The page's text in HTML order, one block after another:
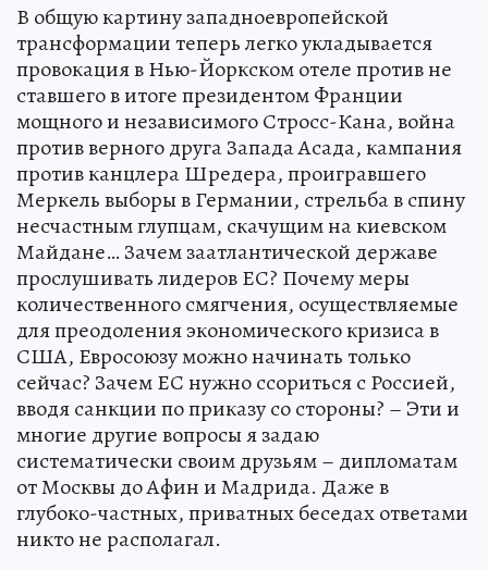
В общую картину западноевропейской
трансформации теперь легко укладывается
провокация в Нью-Йоркском отеле против не
ставшего в итоге президентом Франции
мощного и независимого Стросс-Кана, война
против верного друга Запада Асада, кампания
против канцлера Шредера, проигравшего
Меркель выборы в Германии, стрельба в спину
несчастным глупцам, скачущим на киевском
Майдане… Зачем заатлантической державе
прослушивать лидеров ЕС? Почему меры
количественного смягчения, осуществляемые
для преодоления экономического кризиса в
США, Евросоюзу можно начинать только
сейчас? Зачем ЕС нужно ссориться с Россией,
вводя санкции по приказу со стороны? – Эти и
многие другие вопросы я задаю
систематически своим друзьям – дипломатам
от Москвы до Афин и Мадрида. Даже в
глубоко-частных, приватных беседах ответами
никто не располагал.